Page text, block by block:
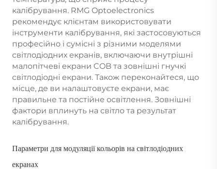
калібрування. RMG Optoelectronics
рекомендує клієнтам використовувати
інструменти калібрування, які застосовуються
професійно і сумісні з різними моделями
світлодіодних екранів, включаючи внутрішні
малопітчеві екрани COB та зовнішні гнучкі
світлодіодні екрани. Також переконайтеся, що
місце, де ви налаштовуєте екрани, має
правильне та постійне освітлення. Зовнішні
фактори вплинуть на світло та результат
калібрування.
Параметри для модуляції кольорів на світлодіодних
екранах